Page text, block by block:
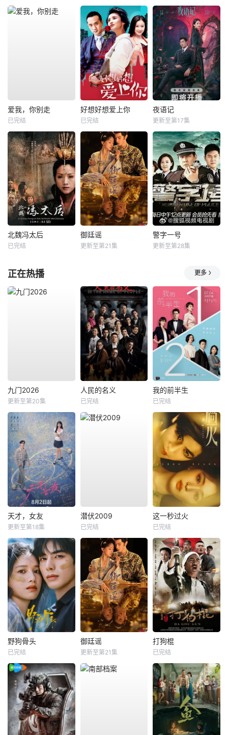
爱我，你别走
已完结
好想好想爱上你
已完结
夜语记
更新至第17集
北魏冯太后
已完结
御廷谣
更新至第21集
警字一号
更新至第28集
正在热播 更多
九门2026
更新至第20集
人民的名义
已完结
我的前半生
已完结
天才，女友
更新至第18集
潜伏2009
已完结
这一秒过火
已完结
野狗骨头
已完结
御廷谣
更新至第21集
打狗棍
已完结